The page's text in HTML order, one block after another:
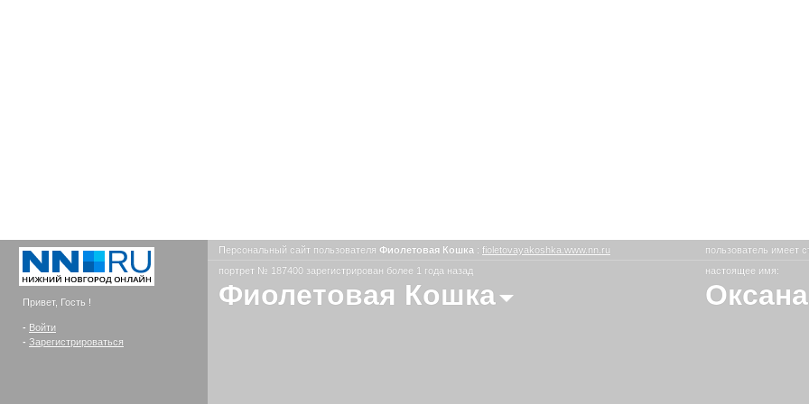
Привет, Гость !
- Войти
- Зарегистрироваться
Персональный сайт пользователя Фиолетовая Кошка : fioletovayakoshka.www.nn.ru пользователь имеет
портрет № 187400 зарегистрирован более 1 года назад
Фиолетовая Кошка
настоящее имя:
Оксана